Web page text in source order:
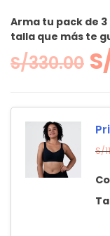
Arma tu pack de
talla que más te
S/330.00 El
S/